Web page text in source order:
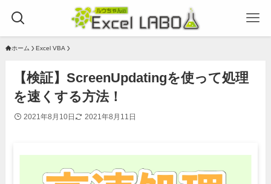
ホーム Excel VBA
【検証】ScreenUpdatingを使って処理
を速くする方法！
2021年8月10日 2021年8月11日